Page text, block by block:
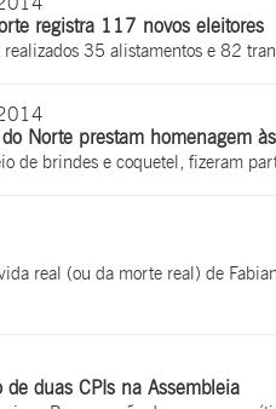
registra 117 novos eleitores
35 alistamentos e 82
Norte prestam homenagem
de brindes e coquetel, fizeram
real (ou da morte real) de
duas CPIs na Assembleia